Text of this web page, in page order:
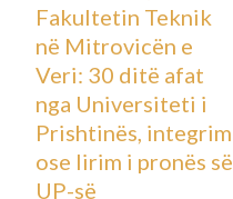
Fakultetin Teknik
në Mitrovicën e
Veri: 30 ditë afat
nga Universiteti i
Prishtinës, integrim
ose lirim i pronës së
UP-së